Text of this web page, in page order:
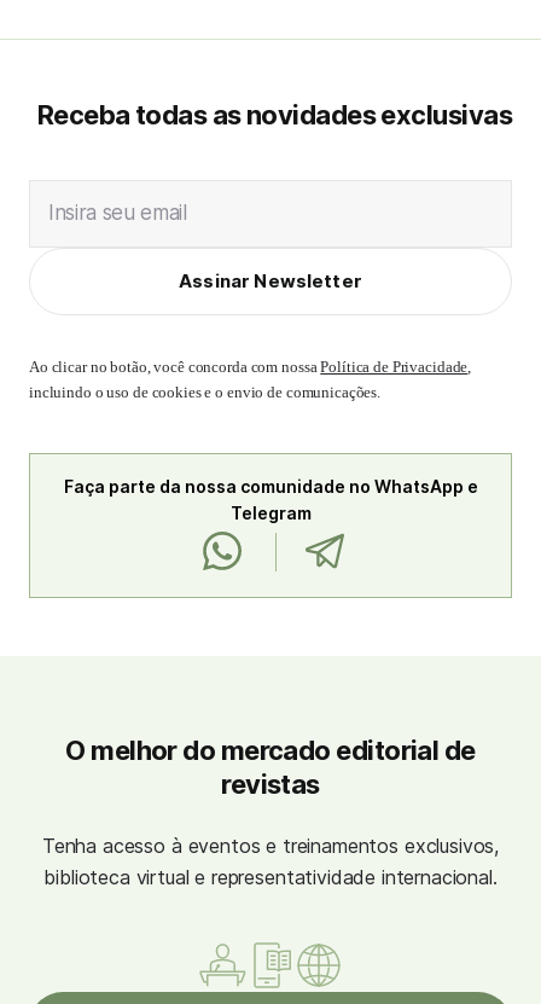
Receba todas as novidades exclusivas
Insira seu email
Assinar Newsletter
Ao clicar no botão, você concorda com nossaPolítica de Privacidade,
incluindo o uso de cookies e o envio de comunicações.
Faça parte da nossa comunidade no WhatsApp e
Telegram
O melhor do mercado editorial de
revistas
Tenha acesso à eventos e treinamentos exclusivos,
biblioteca virtual e representatividade internacional.